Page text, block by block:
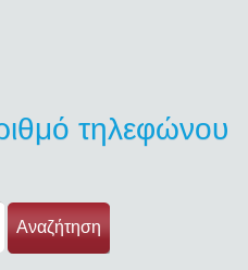
τηλεφώνου
Αναζήτηση